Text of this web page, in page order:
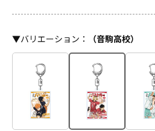
▼バリエーション ： （音駒高校）